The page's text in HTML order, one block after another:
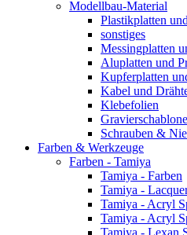
Modellbau-Material
Plastikplatten
sonstiges
Messingplatten
Aluplatten und
Kupferplatten
Kabel und
Klebefolien
Schrauben &
Farben & Werkzeuge
Farben - Tamiya
Tamiya - Farben
Tamiya -
Tamiya - Acryl
Tamiya - Acryl
Tamiya - Lexan